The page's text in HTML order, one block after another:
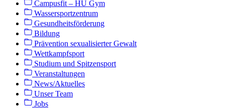
Campusfit – HU Gym
Wassersportzentrum
Gesundheitsförderung
Bildung
Prävention sexualisierter Gewalt
Wettkampfsport
Studium und Spitzensport
Veranstaltungen
News/Aktuelles
Unser Team
Jobs